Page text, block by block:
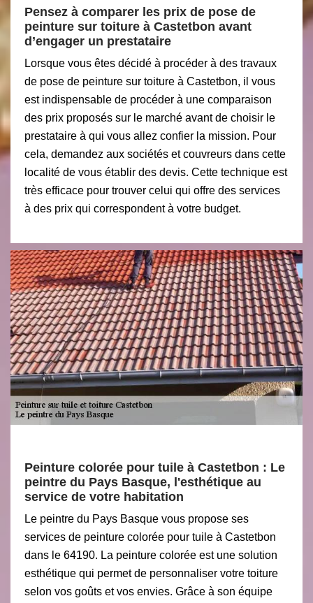
Pensez à comparer les prix de pose de
peinture sur toiture à Castetbon avant
d’engager un prestataire
Lorsque vous êtes décidé à procéder à des travaux
de pose de peinture sur toiture à Castetbon, il vous
est indispensable de procéder à une comparaison
des prix proposés sur le marché avant de choisir le
prestataire à qui vous allez confier la mission. Pour
cela, demandez aux sociétés et couvreurs dans cette
localité de vous établir des devis. Cette technique est
très efficace pour trouver celui qui offre des services
à des prix qui correspondent à votre budget.
Peinture colorée pour tuile à Castetbon : Le
peintre du Pays Basque, l'esthétique au
service de votre habitation
Le peintre du Pays Basque vous propose ses
services de peinture colorée pour tuile à Castetbon
dans le 64190. La peinture colorée est une solution
esthétique qui permet de personnaliser votre toiture
selon vos goûts et vos envies. Grâce à son équipe